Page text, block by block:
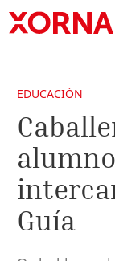
EDUCACIÓN
Guía